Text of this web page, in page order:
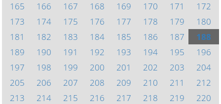
165
166 167 168 169 170 171
172
173
174 175 176 177 178 179
180
181
182 183 184 185 186 187
188
189
190 191 192 193 194 195
196
197
198 199 200 201 202 203
204
205
206 207 208 209 210 211
212
213
214 215 216 217 218 219
220